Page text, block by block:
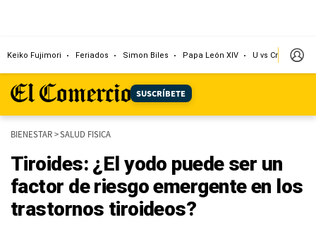
SUSCRÍBETE
Keiko Fujimori Feriados Simon Biles Papa León XIV U vs Cristal
BIENESTAR>SALUD FISICA
Tiroides: ¿El yodo puede ser un
factor de riesgo emergente en los
trastornos tiroideos?